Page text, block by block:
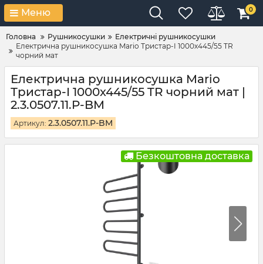
Меню 0
Головна Рушникосушки
Електричні рушникосушки
Електрична рушникосушка Mario Тристар-I 1000х445/55 TR
чорний мат
Електрична рушникосушка Mario
Тристар-I 1000х445/55 TR чорний мат |
2.3.0507.11.P-BM
Артикул: 2.3.0507.11.P-BM
Безкоштовна доставка